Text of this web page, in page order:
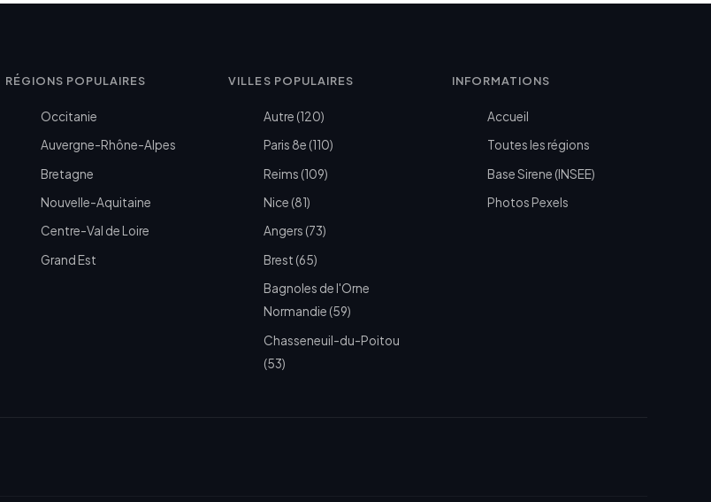
RÉGIONS POPULAIRES
Occitanie
Auvergne-Rhône-Alpes
Bretagne
Nouvelle-Aquitaine
Centre-Val de Loire
Grand Est
VILLES POPULAIRES
Autre (120)
Paris 8e (110)
Reims (109)
Nice (81)
Angers (73)
Brest (65)
Bagnoles de l'Orne
Normandie (59)
Chasseneuil-du-Poitou
(53)
INFORMATIONS
Accueil
Toutes les régions
Base Sirene (INSEE)
Photos Pexels